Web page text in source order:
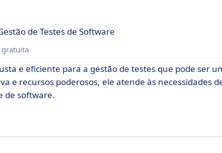
de Testes de Software
gratuita
e eficiente para a gestão de testes que pode ser
e recursos poderosos, ele atende às necessidades
de software.